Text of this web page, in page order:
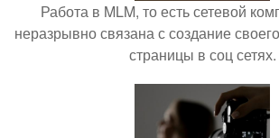
Работа в MLM, то есть сетевой
неразрывно связана с создание
страницы в соц сетях.